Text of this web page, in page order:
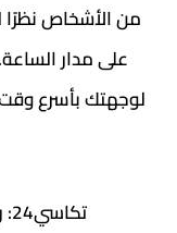
من الأشخاص نظرًا
لوجهتك بأسرع
تكاسي24: رقم الاتصال وسهولة الوصول